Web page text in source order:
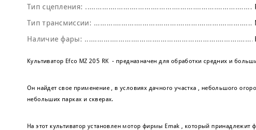
Тип сцепления:
Тип трансмиссии:
Наличие фары:
Культиватор Efco МZ 205 RK - предназначен для обработки средних и
Он найдет свое применение , в условиях дачного участка , небольшого
небольших парках и скверах.
На этот культиватор установлен мотор фирмы Emak
, который принадлежит